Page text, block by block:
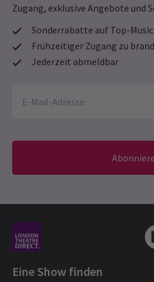
Zugang, exklusive Angebote und
Sonderrabatte auf Top-
Frühzeitiger Zugang zu
Jederzeit abmeldbar
Eine Show finden